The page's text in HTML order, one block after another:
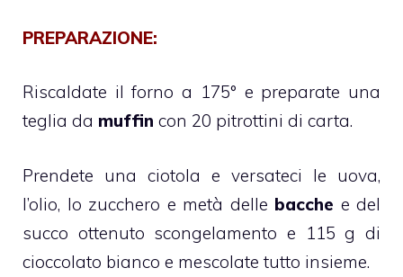
PREPARAZIONE:
Riscaldate il forno a 175° e preparate una
teglia da muffin con 20 pitrottini di carta.
Prendete una ciotola e versateci le uova,
l’olio, lo zucchero e metà delle bacche e del
succo ottenuto scongelamento e 115 g di
cioccolato bianco e mescolate tutto insieme.